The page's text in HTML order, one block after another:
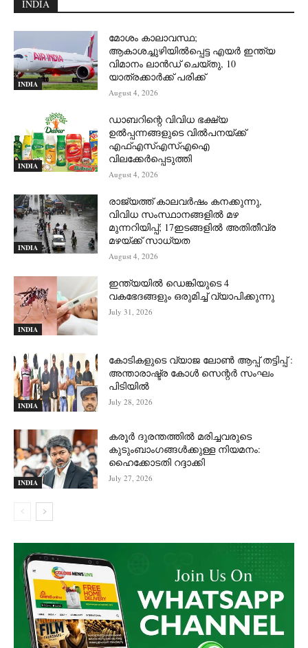
INDIA
INDIA
മോശം കാലാവസ്ഥ;
ആകാശച്ചുഴിയില്‍പ്പെട്ട എയര്‍ ഇന്ത്യ
വിമാനം ലാന്‍ഡ് ചെയ്തു, 10
യാത്രക്കാര്‍ക്ക് പരിക്ക്
August 4, 2026
INDIA
ഡാബറിന്റെ വിവിധ ഭക്ഷ്യ
ഉൽപ്പന്നങ്ങളുടെ വിൽപനയ്ക്ക്
എഫ്എസ്എസ്എഐ
വിലക്കേർപ്പെടുത്തി
August 4, 2026
INDIA
രാജ്യത്ത് കാലവർഷം കനക്കുന്നു,
വിവിധ സംസ്ഥാനങ്ങളിൽ മഴ
മുന്നറിയിപ്പ്; 17ഇടങ്ങളിൽ അതിതീവ്ര
മഴയ്ക്ക് സാധ്യത
August 4, 2026
INDIA
ഇന്ത്യയിൽ ഡെങ്കിയുടെ 4
വകഭേദങ്ങളും ഒരുമിച്ച് വ്യാപിക്കുന്നു
July 31, 2026
INDIA
കോടികളുടെ വ്യാജ ലോൺ ആപ്പ് തട്ടിപ്പ് :
അന്താരാഷ്ട്ര കോൾ സെന്റർ സംഘം
പിടിയില്‍
July 28, 2026
INDIA
കരൂർ ദുരന്തത്തിൽ മരിച്ചവരുടെ
കുടുംബാംഗങ്ങൾക്കുള്ള നിയമനം:
ഹൈക്കോടതി റദ്ദാക്കി
July 27, 2026